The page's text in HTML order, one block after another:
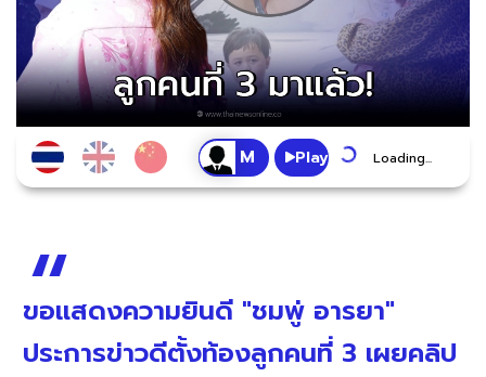
Play Loading...
ขอแสดงความยินดี "ชมพู่ อารยา"
ประการข่าวดีตั้งท้องลูกคนที่ 3 เผยคลิป